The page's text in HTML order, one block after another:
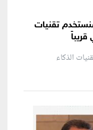
تقنيات
الذكاء